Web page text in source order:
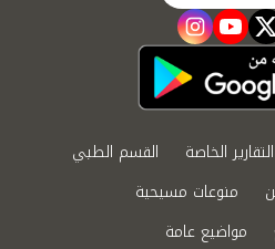
twitter
youtube
instagram
التقارير الخاصة
القسم الطبي
منوعات مسيحية
مواضيع عامة